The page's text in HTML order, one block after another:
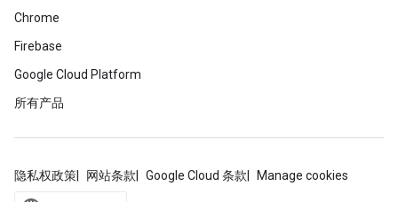
Chrome
Firebase
Google Cloud Platform
所有产品
隐私权政策 网站条款 Google Cloud 条款 Manage cookies